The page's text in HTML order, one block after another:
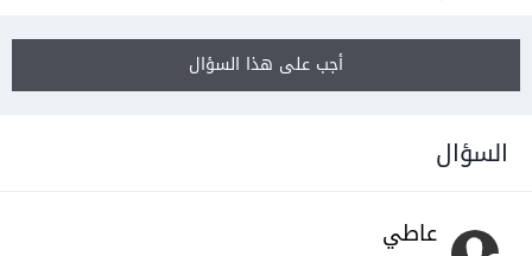
أجب على هذا السؤال
السؤال
عاطي